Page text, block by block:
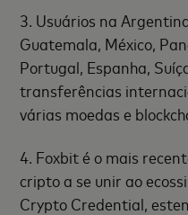
3. Usuários na
Guatemala, México,
Portugal, Espanha,
transferências
várias moedas e
4. Foxbit é o mais
cripto a se unir ao
Crypto Credential,